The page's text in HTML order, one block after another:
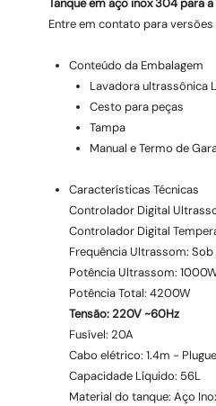
Tanque em aço inox 304 para
Entre em contato para versões
Conteúdo da Embalagem
Lavadora ultrassônica
Cesto para peças
Tampa
Manual e Termo de
Características Técnicas
Controlador Digital
Controlador Digital
Frequência Ultrassom:
Potência Ultrassom:
Potência Total: 4200W
Tensão: 220V ~60Hz
Fusível: 20A
Cabo elétrico: 1.4m -
Capacidade Líquido: 56L
Material do tanque: Aço